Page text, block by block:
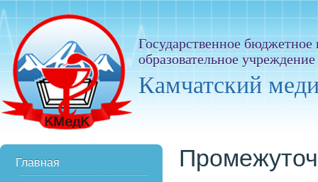
Государственное
образовательное
Камчатский
Главная